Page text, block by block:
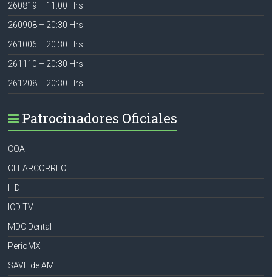
260819 – 11:00 Hrs
260908 – 20:30 Hrs
261006 – 20:30 Hrs
261110 – 20:30 Hrs
261208 – 20:30 Hrs
Patrocinadores Oficiales
COA
CLEARCORRECT
I+D
ICD TV
MDC Dental
PerioMX
SAVE de AME